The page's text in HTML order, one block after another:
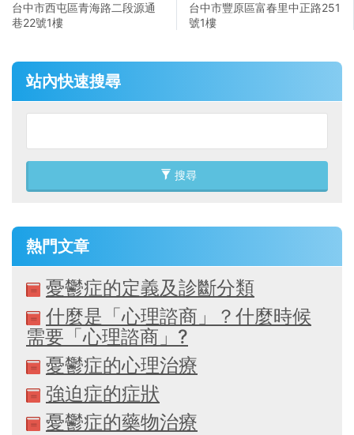
台中市西屯區青海路二段源通
巷22號1樓
台中市豐原區富春里中正路251
號1樓
站內快速搜尋
搜尋
熱門文章
憂鬱症的定義及診斷分類
什麼是「心理諮商」？什麼時候
需要「心理諮商」?
憂鬱症的心理治療
強迫症的症狀
憂鬱症的藥物治療